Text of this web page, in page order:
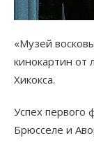
«Музей
кинокартин от
Хикокса.
Успех первого
Брюсселе и